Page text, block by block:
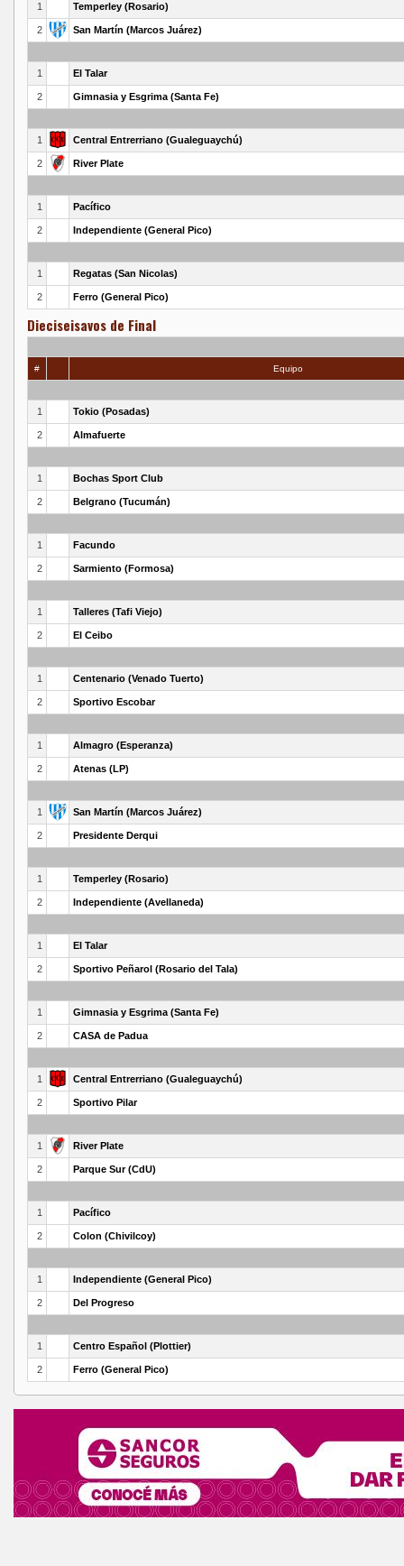
1 Temperley (Rosario)
2 San Martín (Marcos Juárez)
1 El Talar
2 Gimnasia y Esgrima (Santa Fe)
1 Central Entrerriano (Gualeguaychú)
2 River Plate
1 Pacífico
2 Independiente (General Pico)
1 Regatas (San Nicolas)
2 Ferro (General Pico)
Dieciseisavos de Final
# Equipo
1 Tokio (Posadas)
2 Almafuerte
1 Bochas Sport Club
2 Belgrano (Tucumán)
1 Facundo
2 Sarmiento (Formosa)
1 Talleres (Tafi Viejo)
2 El Ceibo
1 Centenario (Venado Tuerto)
2 Sportivo Escobar
1 Almagro (Esperanza)
2 Atenas (LP)
1 San Martín (Marcos Juárez)
2 Presidente Derqui
1 Temperley (Rosario)
2 Independiente (Avellaneda)
1 El Talar
2 Sportivo Peñarol (Rosario del Tala)
1 Gimnasia y Esgrima (Santa Fe)
2 CASA de Padua
1 Central Entrerriano (Gualeguaychú)
2 Sportivo Pilar
1 River Plate
2 Parque Sur (CdU)
1 Pacífico
2 Colon (Chivilcoy)
1 Independiente (General Pico)
2 Del Progreso
1 Centro Español (Plottier)
2 Ferro (General Pico)